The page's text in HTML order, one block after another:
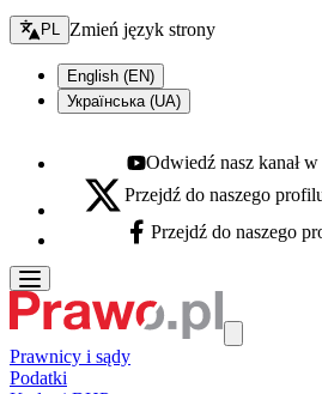
Zmień język - bieżący:
PL Zmień język strony
English (EN)
Українська (UA)
Youtube - otwiera się w nowej
Odwiedź nasz kanał
X - otwiera się w nowej karcie
Przejdź do naszego
Facebook - otwiera się w nowej
Przejdź do naszego
Prawnicy i sądy
Podatki